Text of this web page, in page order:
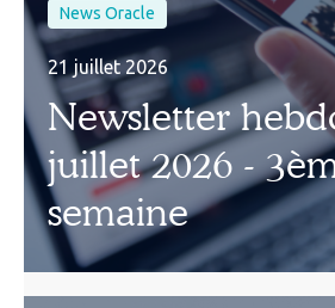
News Oracle
21 juillet 2026
Newsletter
juillet 2026 -
semaine